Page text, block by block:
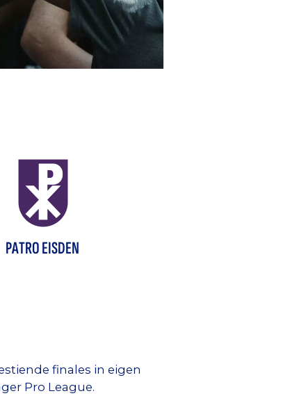
PATRO EISDEN
finales in eigen
Pro League.